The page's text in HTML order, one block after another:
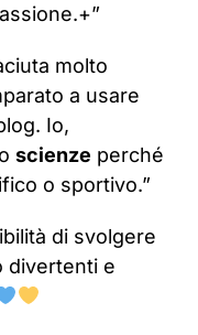
molto
a usare
Io,
o scienze perché
o sportivo.”
di svolgere
divertenti e